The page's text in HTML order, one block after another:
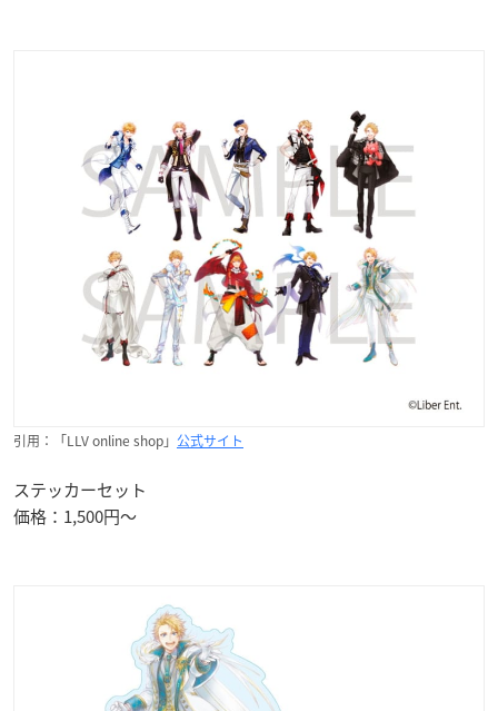
引用：「LLV online shop」 公式サイト
ステッカーセット
価格：1,500円～